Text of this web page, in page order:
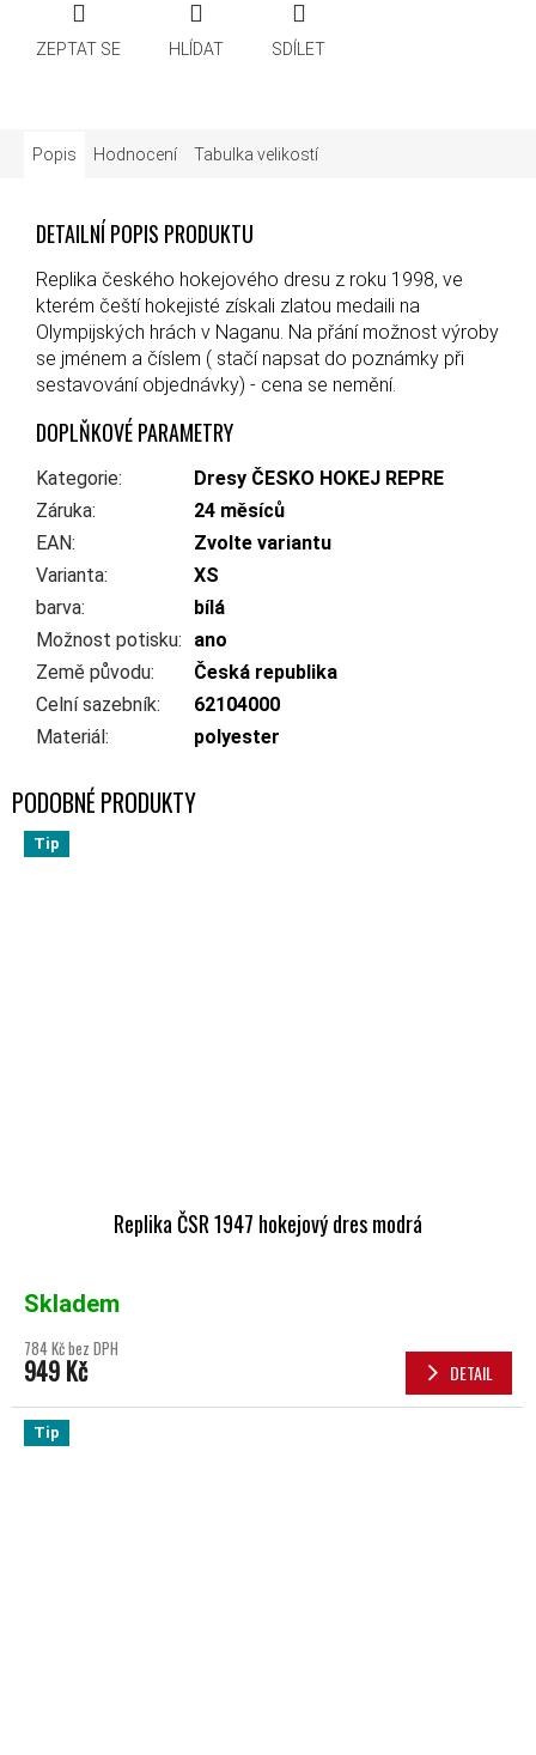
ZEPTAT SE HLÍDAT SDÍLET
Popis Hodnocení Tabulka velikostí
DETAILNÍ POPIS PRODUKTU
Replika českého hokejového dresu z roku 1998, ve
kterém čeští hokejisté získali zlatou medaili na
Olympijských hrách v Naganu. Na přání možnost výroby
se jménem a číslem ( stačí napsat do poznámky při
sestavování objednávky) - cena se nemění.
DOPLŇKOVÉ PARAMETRY
Kategorie:
Dresy ČESKO HOKEJ REPRE
Záruka:
24 měsíců
EAN:
Zvolte variantu
Varianta:
XS
barva:
bílá
Možnost potisku:
ano
Země původu:
Česká republika
Celní sazebník:
62104000
Materiál: polyester
Tip
Replika ČSR 1947 hokejový dres modrá
Skladem
784 Kč bez DPH
949 Kč DETAIL
Tip